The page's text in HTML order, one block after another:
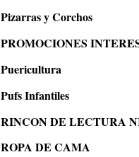
Muñecas para decorar:
JOSEFINASFINAS
Pizarras y Corchos
PROMOCIONES
Puericultura
Pufs Infantiles
RINCON DE LECTURA
ROPA DE CAMA